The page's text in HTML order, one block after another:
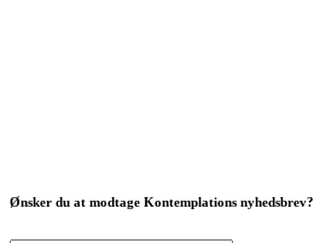
Ønsker du at modtage Kontemplations nyhedsbrev?